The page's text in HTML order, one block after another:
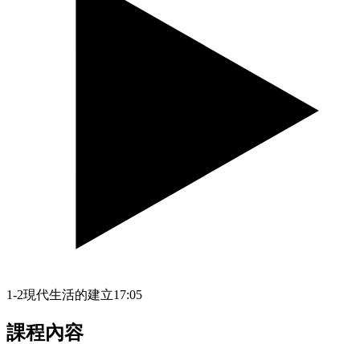
1-2現代生活的建立17:05
課程內容